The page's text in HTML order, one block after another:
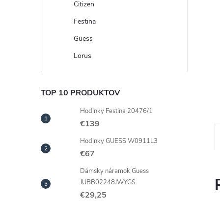
Citizen
Festina
Guess
Lorus
TOP 10 PRODUKTOV
Hodinky Festina 20476/1
€139
Hodinky GUESS W0911L3
€67
Dámsky náramok Guess
JUBB02248JWYGS
€29,25